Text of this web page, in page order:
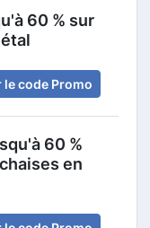
60 % sur
le code Promo
60 %
en